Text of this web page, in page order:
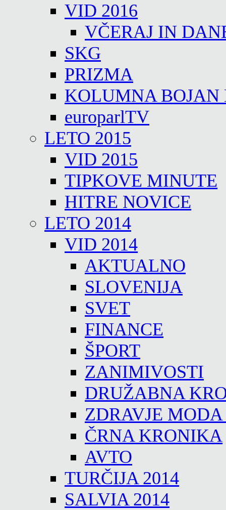
VID 2016
VČERAJ IN
SKG
PRIZMA
KOLUMNA BOJAN
europarlTV
LETO 2015
VID 2015
TIPKOVE MINUTE
HITRE NOVICE
LETO 2014
VID 2014
AKTUALNO
SLOVENIJA
SVET
FINANCE
ŠPORT
ZANIMIVOSTI
DRUŽABNA
ZDRAVJE
ČRNA KRONIKA
AVTO
TURČIJA 2014
SALVIA 2014